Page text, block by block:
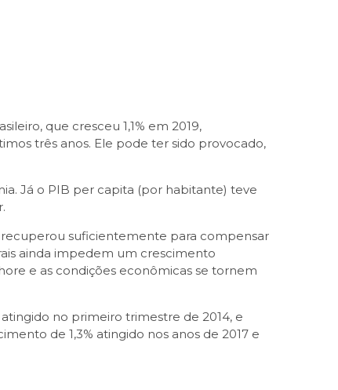
que cresceu 1,1% em 2019,
três anos. Ele pode ter sido provocado,
Já o PIB per capita (por habitante) teve
recuperou suficientemente para compensar
ainda impedem um crescimento
e as condições econômicas se tornem
no primeiro trimestre de 2014, e
de 1,3% atingido nos anos de 2017 e